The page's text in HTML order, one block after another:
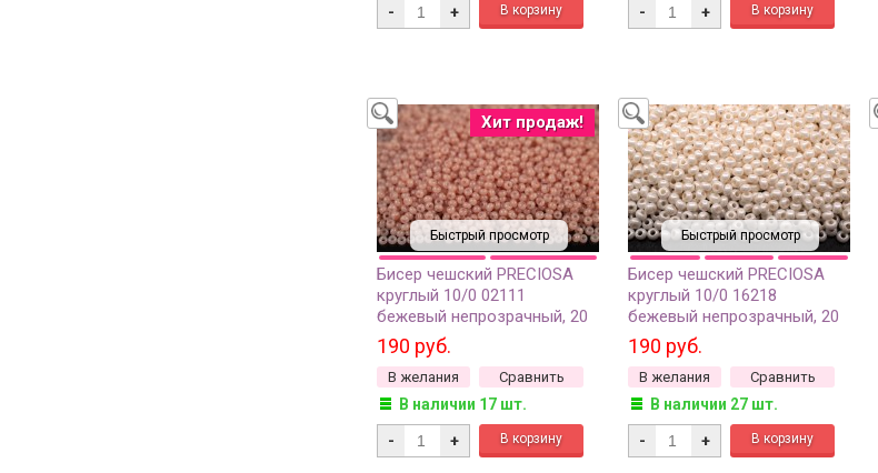
- + - +
Быстрый просмотр
Хит продаж!
Бисер чешский PRECIOSA
круглый 10/0 02111
бежевый непрозрачный, 20
грамм
190 руб.
В желания Сравнить
В наличии 17 шт.
- +
Быстрый просмотр
Бисер чешский PRECIOSA
круглый 10/0 16218
бежевый непрозрачный, 20
грамм
190 руб.
В желания Сравнить
В наличии 27 шт.
- +